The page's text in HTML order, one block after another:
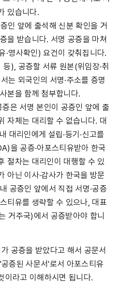
있습니다.
인 앞에 출석해 신분 확인을 거
을 받습니다. 서명 공증을 마쳐
·영사확인) 요건이 갖춰집니다.
), 공증할 서류 원본(위임장·취
는 외국인의 서명·주소를 증명
본을 함께 첨부합니다.
증은 서명 본인이 공증인 앞에 출
자체는 대리할 수 없습니다. 대
대리인에게 설립·등기·신고를
을 공증·아포스티유받아 한국
절차는 대리인이 대행할 수 있
아닌 이사·감사가 한국을 방문
공증인 앞에서 직접 서명·공증
티유를 생략할 수 있으나, 대표
거주국)에서 공증받아야 합니
공증을 받았다고 해서 공문서
증된 사문서'로서 아포스티유
이라고 이해하시면 됩니다.